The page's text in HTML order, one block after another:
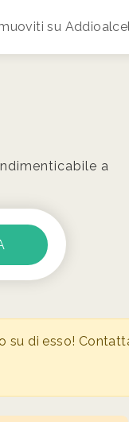
su
a
su di esso!